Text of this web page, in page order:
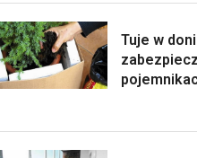
Tuje w